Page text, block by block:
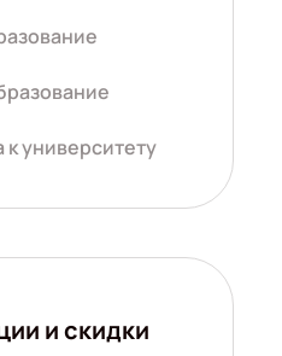
к университету
и скидки